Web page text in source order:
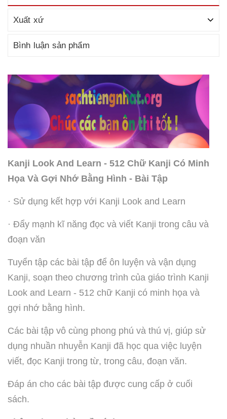
Xuất xứ
Bình luận sản phẩm
Kanji Look And Learn - 512 Chữ Kanji Có Minh
Họa Và Gợi Nhớ Bằng Hình - Bài Tập
· Sử dụng kết hợp với Kanji Look and Learn
· Đẩy mạnh kĩ năng đọc và viết Kanji trong câu và
đoạn văn
Tuyển tập các bài tập để ôn luyện và vận dụng
Kanji, soạn theo chương trình của giáo trình Kanji
Look and Learn - 512 chữ Kanji có minh họa và
gợi nhớ bằng hình.
Các bài tập vô cùng phong phú và thú vị, giúp sử
dụng nhuần nhuyễn Kanji đã học qua việc luyện
viết, đọc Kanji trong từ, trong câu, đoạn văn.
Đáp án cho các bài tập được cung cấp ở cuối
sách.